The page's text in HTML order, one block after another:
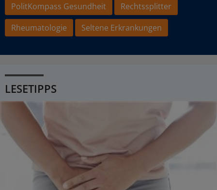
PolitKompass Gesundheit
Rechtssplitter
Rheumatologie
Seltene Erkrankungen
LESETIPPS